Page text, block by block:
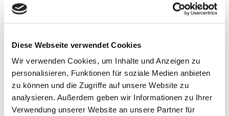
Diese Webseite verwendet Cookies
Wir verwenden Cookies, um Inhalte und Anzeigen zu
personalisieren, Funktionen für soziale Medien anbieten
zu können und die Zugriffe auf unsere Website zu
analysieren. Außerdem geben wir Informationen zu Ihrer
Verwendung unserer Website an unsere Partner für
und mehreren Schlaufen
- Fronttasche mit Magnetklappe
- Integrierte Schlüsselbefestigung im Vorderfach
- Netzfach mit Zip im Inneren der Fronttasche
- Verstecktes Fach rückseitig
- Großes Innenfach mit beidseitigem Zipper
- Helles Innenmaterial für bessere Übersicht
- Gepolsterter Innenbereich mit Sicherungslasche